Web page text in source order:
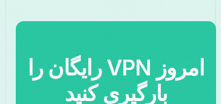
امروز VPN رایگان را
بارگیری کنید